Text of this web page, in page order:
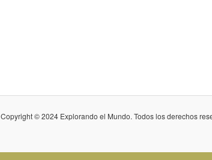
Copyright © 2024 Explorando el Mundo. Todos los derechos